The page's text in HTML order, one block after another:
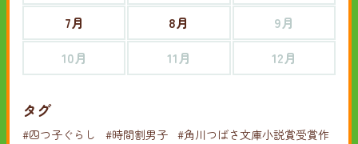
7月
8月
9月
10月
11月 12月
タグ
#四つ子ぐらし #時間割男子 #角川つばさ文庫小説賞受賞作